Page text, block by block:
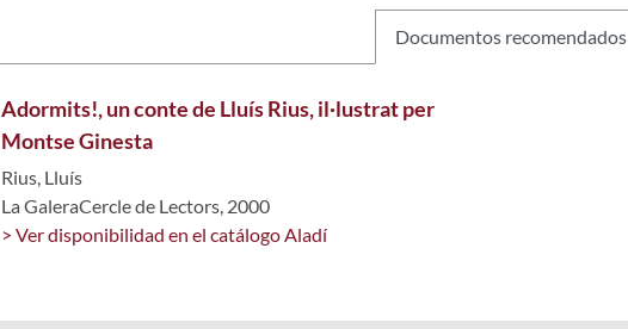
Documentos recomendados
Adormits!, un conte de Lluís Rius, il·lustrat per
Montse Ginesta
Rius, Lluís
La GaleraCercle de Lectors, 2000
> Ver disponibilidad en el catálogo Aladí